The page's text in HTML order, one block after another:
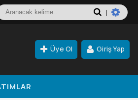
Üye Ol Giriş Yap